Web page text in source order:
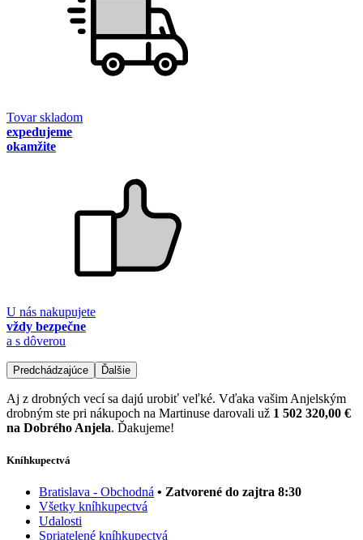
Tovar skladom
expedujeme
okamžite
U nás nakupujete
vždy bezpečne
a s dôverou
Predchádzajúce Ďalšie
Aj z drobných vecí sa dajú urobiť veľké. Vďaka vašim Anjelským
drobným ste pri nákupoch na Martinuse darovali už 1 502 320,00 €
na Dobrého Anjela. Ďakujeme!
Kníhkupectvá
Bratislava - Obchodná • Zatvorené do zajtra 8:30
Všetky kníhkupectvá
Udalosti
Spriatelené kníhkupectvá